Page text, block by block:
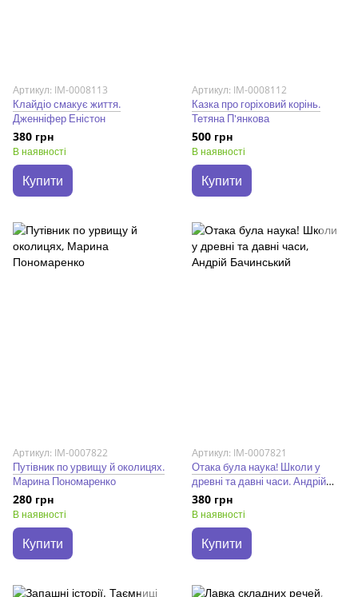
Артикул: IM-0008113
Клайдіо смакує життя.
Дженніфер Еністон
380 грн
В наявності
Купити
Артикул: IM-0008112
Казка про горіховий корінь.
Тетяна П'янкова
500 грн
В наявності
Купити
Артикул: IM-0007822
Путівник по урвищу й околицях.
Марина Пономаренко
280 грн
В наявності
Купити
Артикул: IM-0007821
Отака була наука! Школи у
древні та давні часи. Андрій
Бачинський
380 грн
В наявності
Купити